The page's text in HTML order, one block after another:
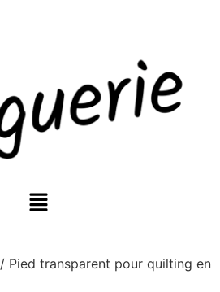
/ Pied transparent pour quilting en